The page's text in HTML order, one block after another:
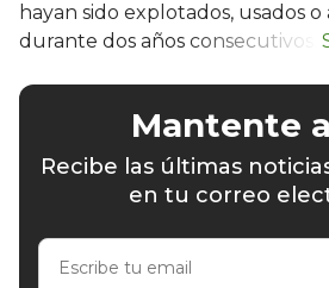
hayan sido explotados, usados
durante dos años consecutivos.
Mantente
Recibe las últimas
en tu correo
Escribe